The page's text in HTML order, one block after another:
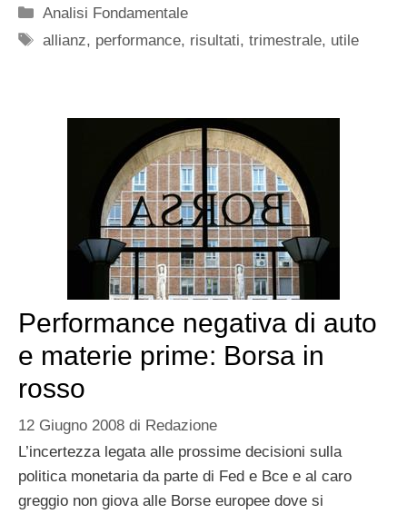
Categorie
Analisi Fondamentale
Tag
allianz, performance, risultati,trimestrale, utile
Performance negativa di auto
e materie prime: Borsa in
rosso
12 Giugno 2008 di Redazione
L’incertezza legata alle prossime decisioni sulla
politica monetaria da parte di Fed e Bce e al caro
greggio non giova alle Borse europee dove si